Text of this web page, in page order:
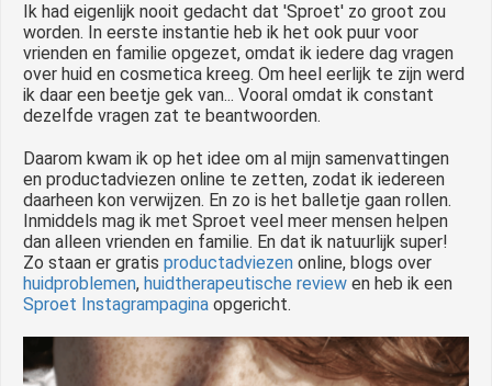
Ik had eigenlijk nooit gedacht dat 'Sproet' zo groot zou
worden. In eerste instantie heb ik het ook puur voor
vrienden en familie opgezet, omdat ik iedere dag vragen
over huid en cosmetica kreeg. Om heel eerlijk te zijn werd
ik daar een beetje gek van... Vooral omdat ik constant
dezelfde vragen zat te beantwoorden.
Daarom kwam ik op het idee om al mijn samenvattingen
en productadviezen online te zetten, zodat ik iedereen
daarheen kon verwijzen. En zo is het balletje gaan rollen.
Inmiddels mag ik met Sproet veel meer mensen helpen
dan alleen vrienden en familie. En dat ik natuurlijk super!
Zo staan er gratis productadviezen online, blogs over
huidproblemen, huidtherapeutische review en heb ik een
Sproet Instagrampagina opgericht.